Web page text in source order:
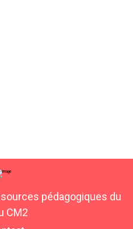
pédagogiques du
CM2